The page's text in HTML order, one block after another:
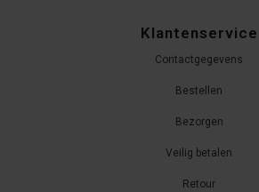
Klantenservice
Contactgegevens
Bestellen
Bezorgen
Veilig betalen
Retour